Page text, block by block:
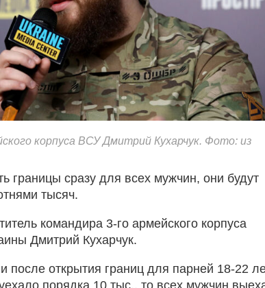
корпуса ВСУ Дмитрий Кухарчук. Фото: из
границы сразу для всех мужчин, они будут
тысяч.
командира 3-го армейского корпуса
Дмитрий Кухарчук.
после открытия границ для парней 18-22
порядка 10 тыс., то всех мужчин